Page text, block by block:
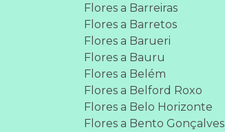
Flores a Barreiras
Flores a Barretos
Flores a Barueri
Flores a Bauru
Flores a Belém
Flores a Belford Roxo
Flores a Belo Horizonte
Flores a Bento Gonçalves